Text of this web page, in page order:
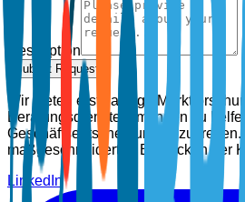
Description
Submit Request
Wir bieten erstklassige
Beratungsdienste, um Ihnen zu
Geschäftsentscheidungen zu
maßgeschneiderten Einblicken der
LinkedIn